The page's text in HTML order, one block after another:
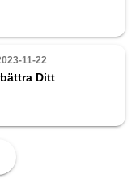
11-22
Ditt